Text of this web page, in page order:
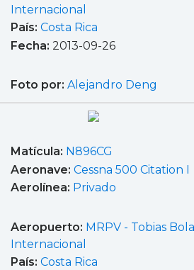
Internacional
País: Costa Rica
Fecha: 2013-09-26
Foto por: Alejandro Deng
Matícula: N896CG
Aeronave: Cessna 500 Citation I
Aerolínea: Privado
Aeropuerto: MRPV - Tobias
Internacional
País: Costa Rica